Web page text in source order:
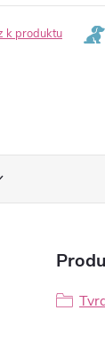
k produktu